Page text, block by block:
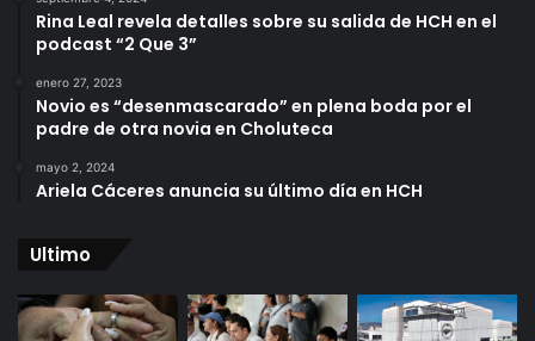
Rina Leal revela detalles sobre su salida de HCH en el
podcast “2 Que 3”
enero 27, 2023
Novio es “desenmascarado” en plena boda por el
padre de otra novia en Choluteca
mayo 2, 2024
Ariela Cáceres anuncia su último día en HCH
Ultimo